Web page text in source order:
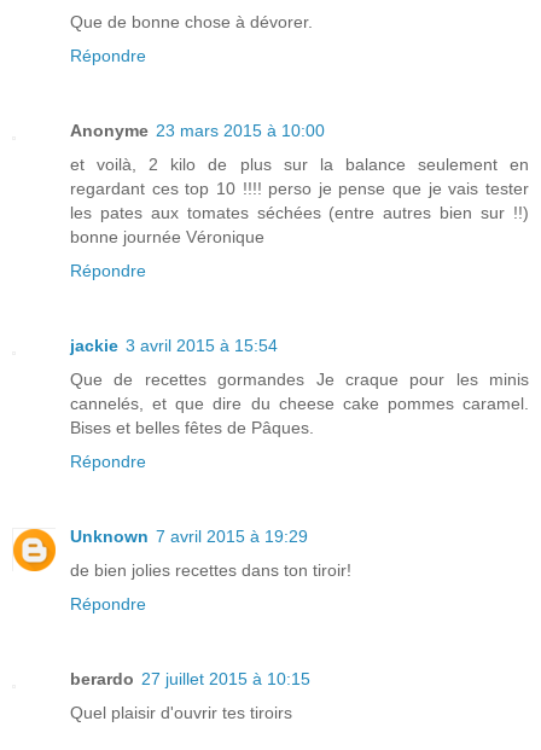
Que de bonne chose à dévorer.
Répondre
Anonyme 23 mars 2015 à 10:00
et voilà, 2 kilo de plus sur la balance seulement en
regardant ces top 10 !!!! perso je pense que je vais tester
les pates aux tomates séchées (entre autres bien sur !!)
bonne journée Véronique
Répondre
jackie 3 avril 2015 à 15:54
Que de recettes gormandes Je craque pour les minis
cannelés, et que dire du cheese cake pommes caramel.
Bises et belles fêtes de Pâques.
Répondre
Unknown 7 avril 2015 à 19:29
de bien jolies recettes dans ton tiroir!
Répondre
berardo 27 juillet 2015 à 10:15
Quel plaisir d'ouvrir tes tiroirs